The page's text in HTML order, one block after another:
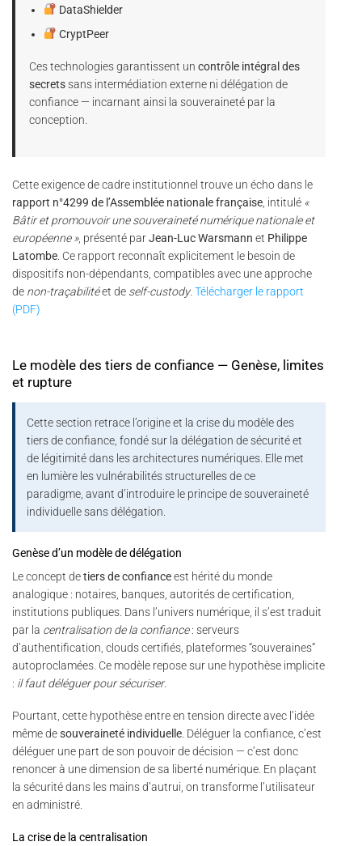
DataShielder
CryptPeer
Ces technologies garantissent un contrôle intégral des
secretssans intermédiation externe ni délégation de
confiance — incarnant ainsi la souveraineté par la
conception.
Cette exigence de cadre institutionnel trouve un écho dans le
rapport n°4299 de l’Assemblée nationale française , intitulé «
Bâtir et promouvoir une souveraineté numérique nationale et
européenne », présenté parJean-Luc Warsmann et Philippe
Latombe . Ce rapport reconnaît explicitement le besoin de
dispositifs non-dépendants, compatibles avec une approche
de non-traçabilitéet de self-custody. Télécharger le rapport
(PDF)
Le modèle des tiers de confiance — Genèse, limites
et rupture
Cette section retrace l’origine et la crise du modèle des
tiers de confiance, fondé sur la délégation de sécurité et
de légitimité dans les architectures numériques. Elle met
en lumière les vulnérabilités structurelles de ce
paradigme, avant d’introduire le principe de souveraineté
individuelle sans délégation.
Genèse d’un modèle de délégation
Le concept detiers de confianceest hérité du monde
analogique : notaires, banques, autorités de certification,
institutions publiques. Dans l’univers numérique, il s’est traduit
par la centralisation de la confiance: serveurs
d’authentification, clouds certifiés, plateformes “souveraines”
autoproclamées. Ce modèle repose sur une hypothèse implicite
: il faut déléguer pour sécuriser.
Pourtant, cette hypothèse entre en tension directe avec l’idée
même desouveraineté individuelle . Déléguer la confiance, c’est
déléguer une part de son pouvoir de décision — c’est donc
renoncer à une dimension de sa liberté numérique. En plaçant
la sécurité dans les mains d’autrui, on transforme l’utilisateur
en administré.
La crise de la centralisation